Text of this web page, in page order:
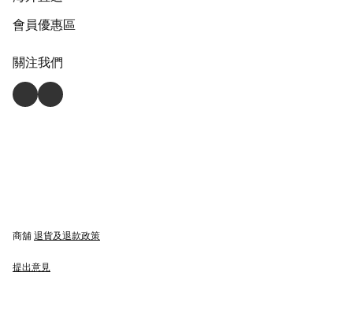
會員優惠區
關注我們
商舖 退貨及退款政策
提出意見